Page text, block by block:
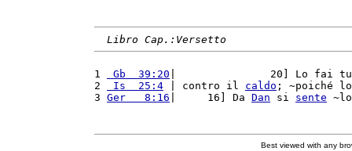
Libro Cap.:Versetto
1 Gb  39:20 |               20] Lo fai
2
Is  25:4 | contro il caldo ; ~poiché
3 Ger   8:16 |     16] Da Dan si sente
Best viewed with any